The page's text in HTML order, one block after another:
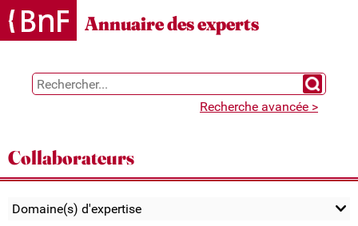
Gestion des cookies
Annuaire des experts
Chercher
Recherche avancée >
Collaborateurs
Domaine(s) d'expertise